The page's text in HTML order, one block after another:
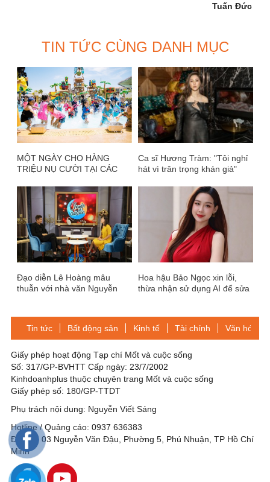
Tuấn Đức
TIN TỨC CÙNG DANH MỤC
MỘT NGÀY CHO HÀNG
TRIỆU NỤ CƯỜI TẠI CÁC
NOVADREAMS
Ca sĩ Hương Tràm: "Tôi nghỉ
hát vì trân trọng khán giả"
Đạo diễn Lê Hoàng mâu
thuẫn với nhà văn Nguyễn
Hoa hậu Bảo Ngọc xin lỗi,
thừa nhận sử dụng AI để sửa
Tin tức Bất động sản Kinh tế Tài chính Văn hóa-
Giấy phép hoạt động Tạp chí Mốt và cuộc sống
Số: 317/GP-BVHTT Cấp ngày: 23/7/2002
Kinhdoanhplus thuộc chuyên trang Mốt và cuộc sống
Giấy phép số: 180/GP-TTDT
Phụ trách nội dung: Nguyễn Viết Sáng
Hotline / Quảng cáo: 0937 636383
Địa chỉ: 03 Nguyễn Văn Đậu, Phường 5, Phú Nhuận, TP Hồ Chí
Minh